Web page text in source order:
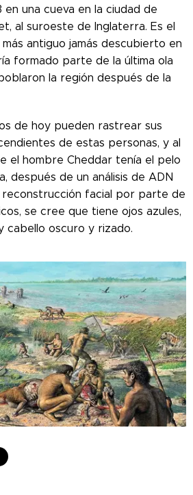
una cueva en la ciudad de
al suroeste de Inglaterra. Es el
antiguo jamás descubierto en
formado parte de la última ola
la región después de la
de hoy pueden rastrear sus
de estas personas, y al
el hombre Cheddar tenía el pelo
después de un análisis de ADN
reconstrucción facial por parte de
se cree que tiene ojos azules,
cabello oscuro y rizado.